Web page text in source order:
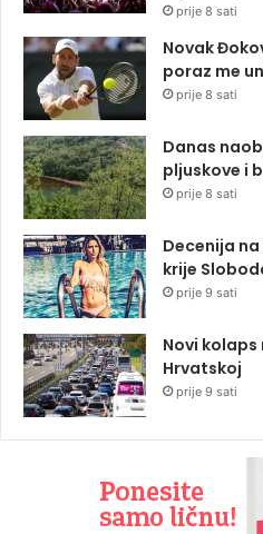
prije 8 sati
Novak
poraz me
prije 8 sati
Danas
pljuskove i
prije 8 sati
Decenija
krije
prije 9 sati
Novi kolaps
Hrvatskoj
prije 9 sati